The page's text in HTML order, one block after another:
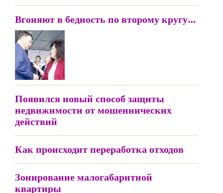
Вгоняют в бедность по второму кругу…
Появился новый способ защиты
недвижимости от мошеннических
действий
Как происходит переработка отходов
Зонирование малогабаритной
квартиры